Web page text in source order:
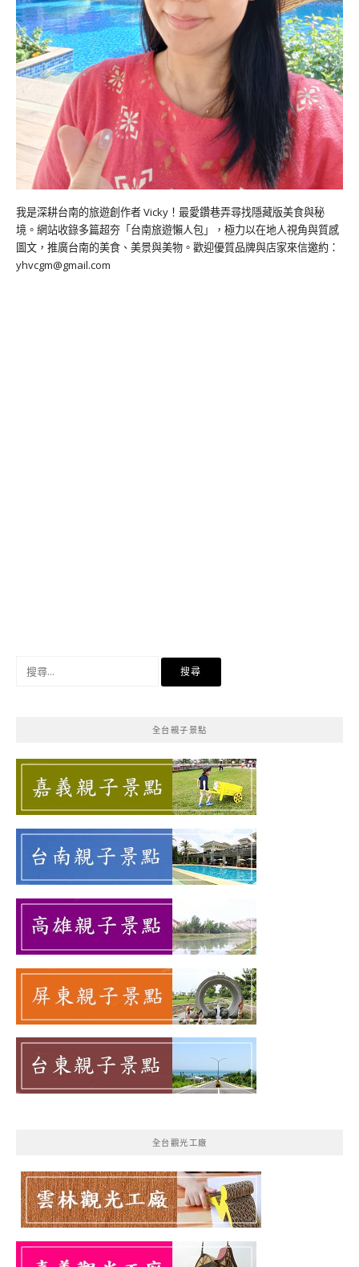
我是深耕台南的旅遊創作者 Vicky！最愛鑽巷弄尋找隱藏版美食與秘
境。網站收錄多篇超夯「台南旅遊懶人包」，極力以在地人視角與質感
圖文，推廣台南的美食、美景與美物。歡迎優質品牌與店家來信邀約：
yhvcgm@gmail.com
全台親子景點
全台觀光工廠